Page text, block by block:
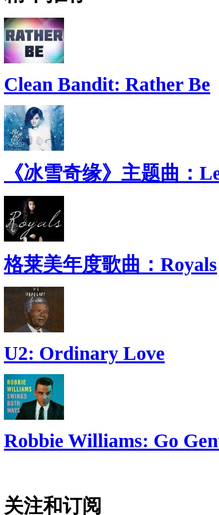
Clean Bandit: Rather Be
《冰雪奇缘》主题曲：
格莱美年度歌曲：Royals
U2: Ordinary Love
Robbie Williams: Go
关注和订阅